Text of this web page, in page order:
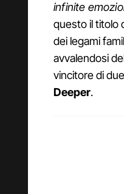
infinite
questo il titolo
dei legami
avvalendosi
vincitore di
Deeper.